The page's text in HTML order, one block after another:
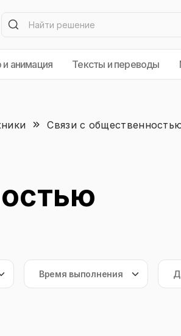
анимация Тексты и переводы
Связи с